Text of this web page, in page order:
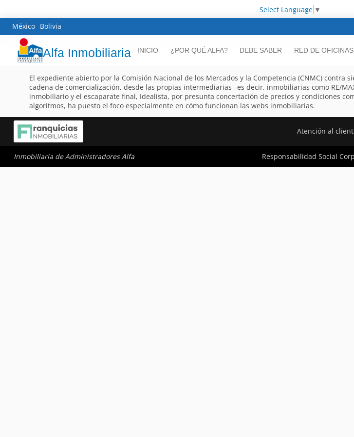
Select Language ▼
México Bolivia
Alfa Inmobiliaria INICIO ¿POR QUÉ ALFA? DEBE SABER RED DE OFICINAS
El expediente abierto por la Comisión Nacional de los Mercados y la Competencia (CNMC) contra
cadena de comercialización, desde las propias intermediarias –es decir, inmobiliarias como RE/
inmobiliario y el escaparate final, Idealista, por presunta concertación de precios y condiciones
algoritmos, ha puesto el foco especialmente en cómo funcionan las webs inmobiliarias.
Atención al
Inmobiliaria de Administradores Alfa Responsabilidad Social